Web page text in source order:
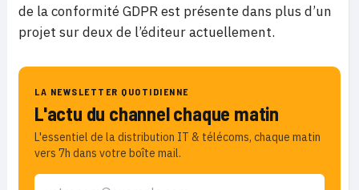
de la conformité GDPR est présente dans plus d’un
projet sur deux de l’éditeur actuellement.
LA NEWSLETTER QUOTIDIENNE
L'actu du channel chaque matin
L'essentiel de la distribution IT & télécoms, chaque matin
vers 7h dans votre boîte mail.